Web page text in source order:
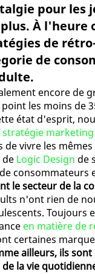
pour les
À
de
de
encore de
les moins de
état d'esprit,
vivre les
Logic Design de
consommateurs
le secteur de la
n'ont rien de
Toujours
en matière de
certaines
ailleurs, ils
la vie